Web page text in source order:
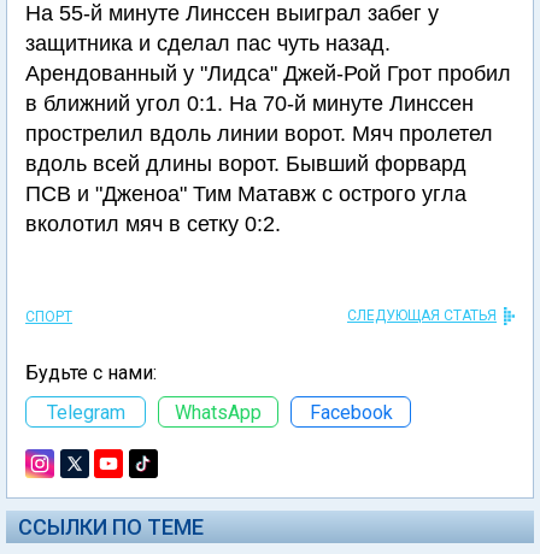
На 55-й минуте Линссен выиграл забег у
защитника и сделал пас чуть назад.
Арендованный у "Лидса" Джей-Рой Грот пробил
в ближний угол 0:1. На 70-й минуте Линссен
прострелил вдоль линии ворот. Мяч пролетел
вдоль всей длины ворот. Бывший форвард
ПСВ и "Дженоа" Тим Матавж с острого угла
вколотил мяч в сетку 0:2.
СПОРТ СЛЕДУЮЩАЯ СТАТЬЯ
Будьте с нами:
Telegram
WhatsApp Facebook
ССЫЛКИ ПО ТЕМЕ